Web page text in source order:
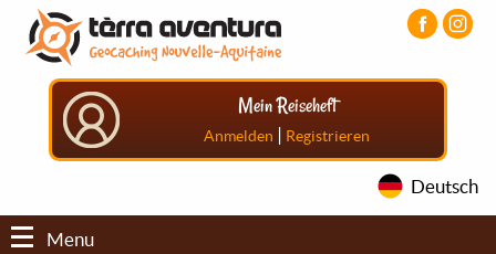
Direkt
zum
Inhalt
Aller
menu
principal
Aller
pied
Mein Reiseheft
Anmelden | Registrieren
Deutsch
Menu